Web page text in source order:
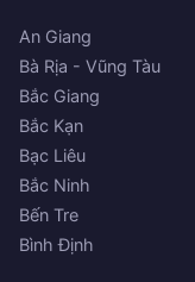
An Giang
Bà Rịa - Vũng Tàu
Bắc Giang
Bắc Kạn
Bạc Liêu
Bắc Ninh
Bến Tre
Bình Định